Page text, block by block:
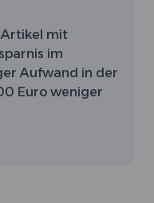
mit
im
Aufwand in der
Euro weniger